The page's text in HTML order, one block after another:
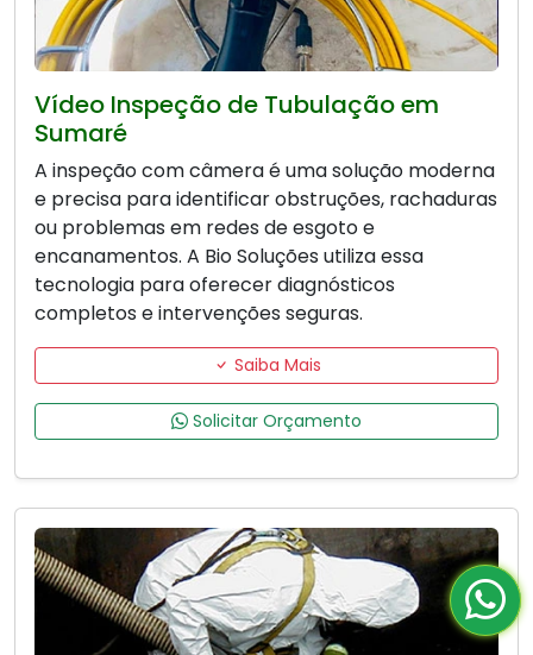
Vídeo Inspeção de Tubulação em
Sumaré
A inspeção com câmera é uma solução moderna
e precisa para identificar obstruções, rachaduras
ou problemas em redes de esgoto e
encanamentos. A Bio Soluções utiliza essa
tecnologia para oferecer diagnósticos
completos e intervenções seguras.
Saiba Mais
Solicitar Orçamento